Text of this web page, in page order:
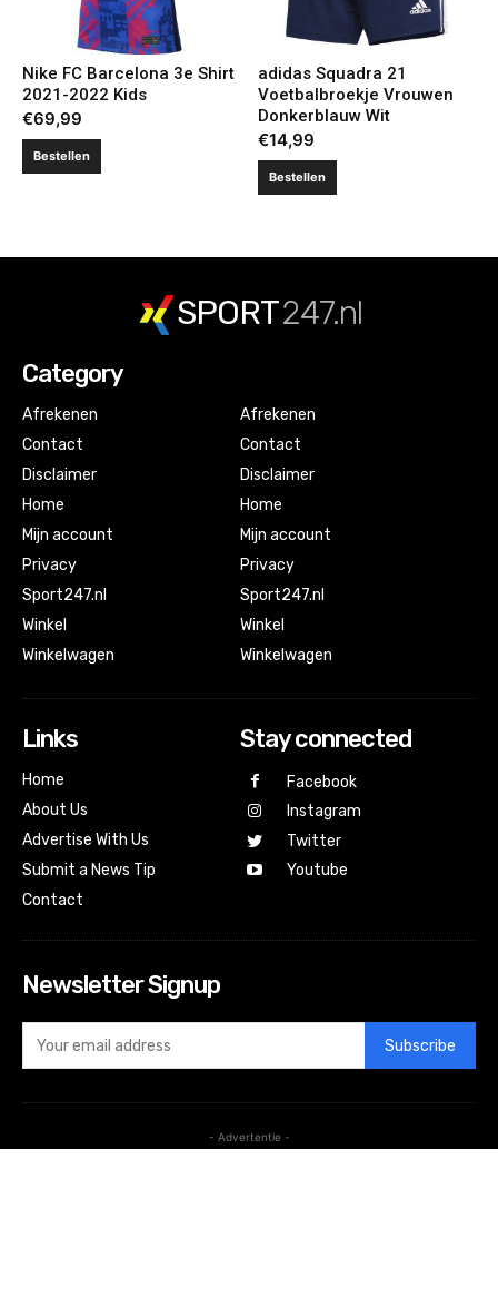
Nike FC Barcelona 3e Shirt
2021-2022 Kids
€69,99
Bestellen
adidas Squadra 21
Voetbalbroekje Vrouwen
Donkerblauw Wit
€14,99
Bestellen
SPORT247.nl
Category
Afrekenen
Contact
Disclaimer
Home
Mijn account
Privacy
Sport247.nl
Winkel
Winkelwagen
Afrekenen
Contact
Disclaimer
Home
Mijn account
Privacy
Sport247.nl
Winkel
Winkelwagen
Links
Home
About Us
Advertise With Us
Submit a News Tip
Contact
Stay connected
Facebook
Instagram
Twitter
Youtube
Newsletter Signup
Subscribe
- Advertentie -